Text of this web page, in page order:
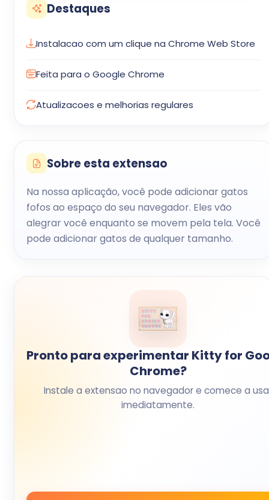
Destaques
Instalacao com um clique na Chrome Web Store
Feita para o Google Chrome
Atualizacoes e melhorias regulares
Sobre esta extensao
Na nossa aplicação, você pode adicionar gatos
fofos ao espaço do seu navegador. Eles vão
alegrar você enquanto se movem pela tela. Você
pode adicionar gatos de qualquer tamanho.
Pronto para experimentar Kitty for
Chrome?
Instale a extensao no navegador e comece a
imediatamente.